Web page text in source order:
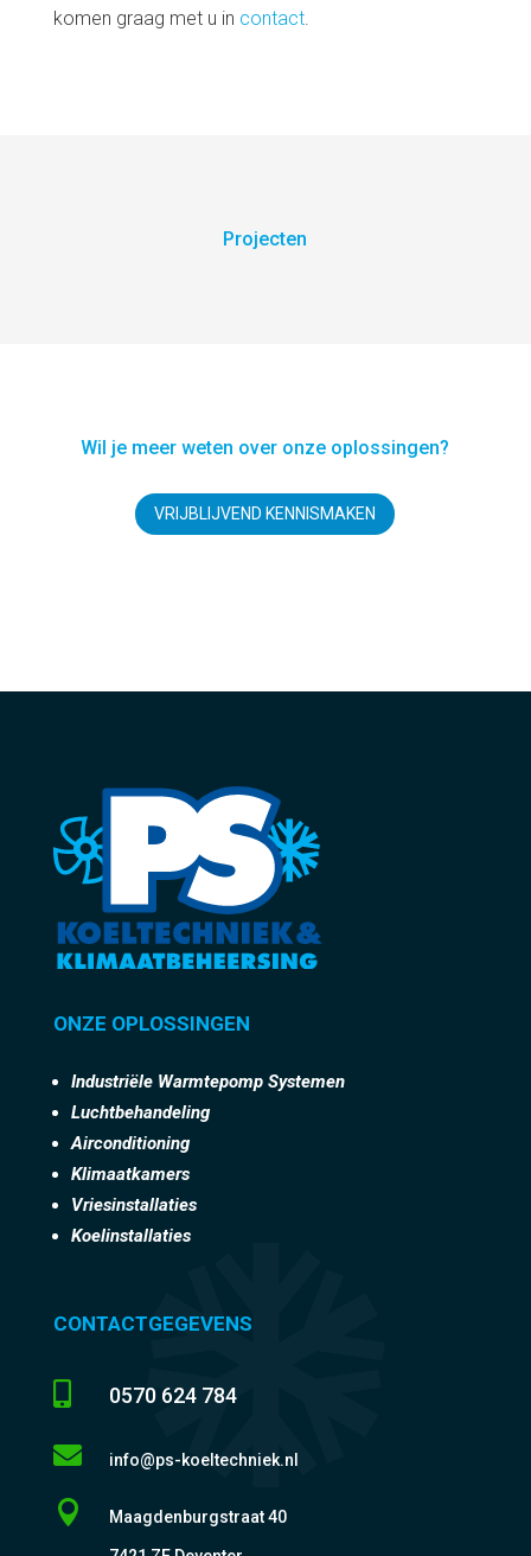
komen graag met u in contact.
Projecten
Wil je meer weten over onze oplossingen?
VRIJBLIJVEND KENNISMAKEN
ONZE OPLOSSINGEN
Industriële Warmtepomp Systemen
Luchtbehandeling
Airconditioning
Klimaatkamers
Vriesinstallaties
Koelinstallaties
CONTACTGEGEVENS
 0570 624 784
 info@ps-koeltechniek.nl
 Maagdenburgstraat 40